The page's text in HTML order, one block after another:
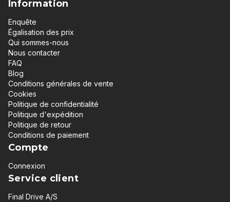
Information
Enquête
Égalisation des prix
Qui sommes-nous
Nous contacter
FAQ
Blog
Conditions générales de vente
Cookies
Politique de confidentialité
Politique d'expédition
Politique de retour
Conditions de paiement
Compte
Connexion
Service client
Final Drive A/S